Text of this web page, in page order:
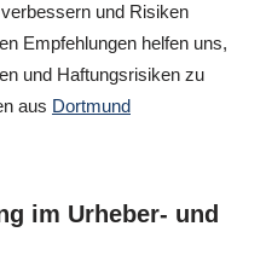
und Risiken
Empfehlungen helfen uns,
und Haftungsrisiken zu
aus Dortmund
im Urheber- und